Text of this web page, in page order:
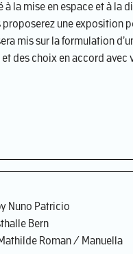
la mise en espace et à la
une exposition
mis sur la formulation
des choix en accord avec
Nuno Patricio
Bern
Roman / Manuella